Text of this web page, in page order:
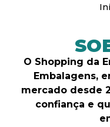
O Shopping da
Embalagens,
mercado desde
confiança e